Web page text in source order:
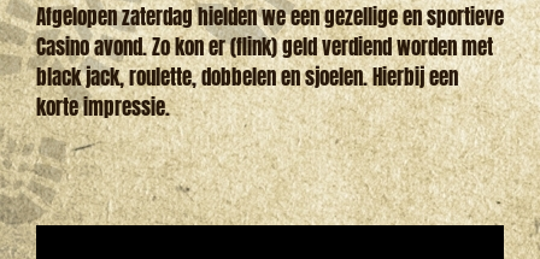
Afgelopen zaterdag hielden we een gezellige en sportieve
Casino avond. Zo kon er (flink) geld verdiend worden met
black jack, roulette, dobbelen en sjoelen. Hierbij een
korte impressie.